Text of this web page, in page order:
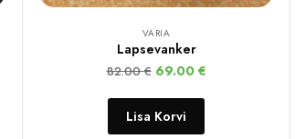
VARIA
Lapsevanker
82.00€ 69.00 €
Lisa Korvi